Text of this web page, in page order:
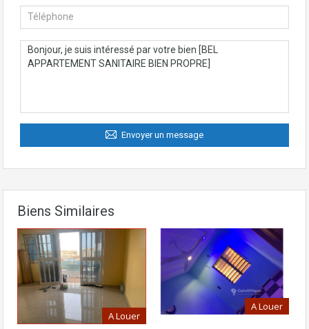
Envoyer un message
Biens Similaires
A Louer
A Louer